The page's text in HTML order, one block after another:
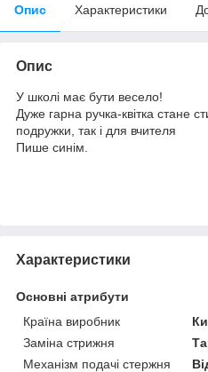
Опис Характеристики
Опис
У школі має бути весело!
Дуже гарна ручка-квітка стане
подружки, так і для вчителя
Пише синім.
Характеристики
Основні атрибути
Країна виробник
Заміна стрижня
Механізм подачі стержня